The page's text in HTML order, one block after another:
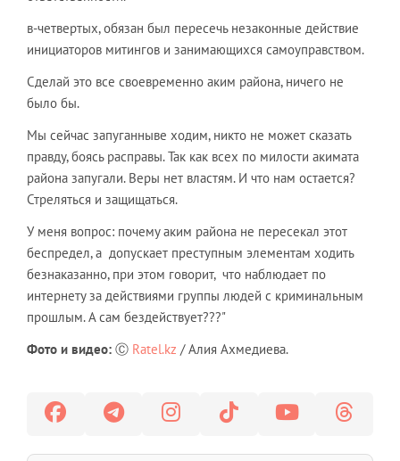
в-четвертых, обязан был пересечь незаконные действие
инициаторов митингов и занимающихся самоуправством.
Сделай это все своевременно аким района, ничего не
было бы.
Мы сейчас запуганныве ходим, никто не может сказать
правду, боясь расправы. Так как всех по милости акимата
района запугали. Веры нет властям. И что нам остается?
Стреляться и защищаться.
У меня вопрос: почему аким района не пересекал этот
беспредел, а допускает преступным элементам ходить
безнаказанно, при этом говорит, что наблюдает по
интернету за действиями группы людей с криминальным
прошлым. А сам бездействует???"
Фото и видео: Ⓒ Ratel.kz / Алия Ахмедиева.